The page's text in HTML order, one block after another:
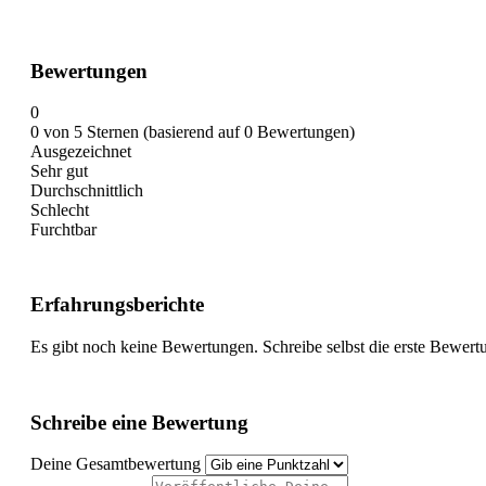
Bewertungen
0
0 von 5 Sternen (basierend auf 0 Bewertungen)
Ausgezeichnet
Sehr gut
Durchschnittlich
Schlecht
Furchtbar
Erfahrungsberichte
Es gibt noch keine Bewertungen. Schreibe selbst die erste
Schreibe eine Bewertung
Deine Gesamtbewertung